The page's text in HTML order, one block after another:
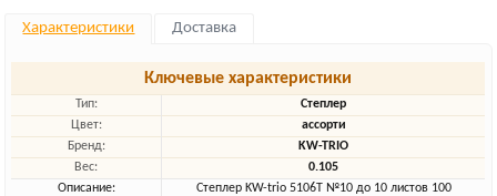
Характеристики Доставка
Ключевые характеристики
Тип:
Степлер
Цвет:
ассорти
Бренд:
KW-TRIO
Вес:
0.105
Описание:
Степлер KW-trio 5106T №10 до 10 листов 100